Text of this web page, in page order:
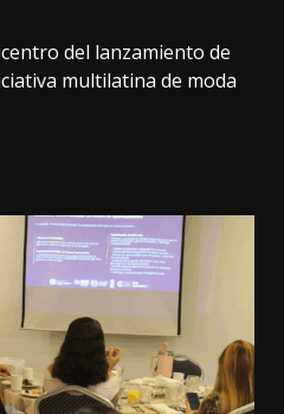
del lanzamiento de
multilatina de moda